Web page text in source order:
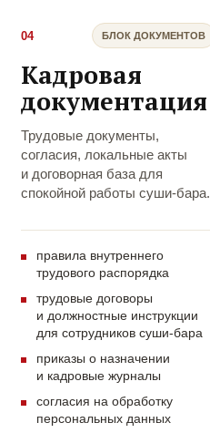
04 БЛОК ДОКУМЕНТОВ
Кадровая
документация
Трудовые документы,
согласия, локальные акты
и договорная база для
спокойной работы суши-бара.
правила внутреннего
трудового распорядка
трудовые договоры
и должностные инструкции
для сотрудников суши-бара
приказы о назначении
и кадровые журналы
согласия на обработку
персональных данных